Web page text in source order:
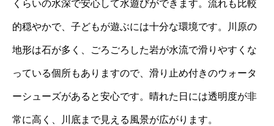
くらいの水深で安心して水遊びができます。流れも比較
的穏やかで、子どもが遊ぶには十分な環境です。川原の
地形は石が多く、ごろごろした岩が水流で滑りやすくな
っている個所もありますので、滑り止め付きのウォータ
ーシューズがあると安心です。晴れた日には透明度が非
常に高く、川底まで見える風景が広がります。